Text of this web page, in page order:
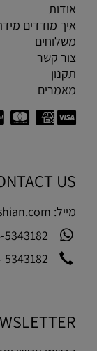
אודות
איך מודדים
משלוחים
צור קשר
תקנון
מאמרים
US
מייל:
5343182
5343182